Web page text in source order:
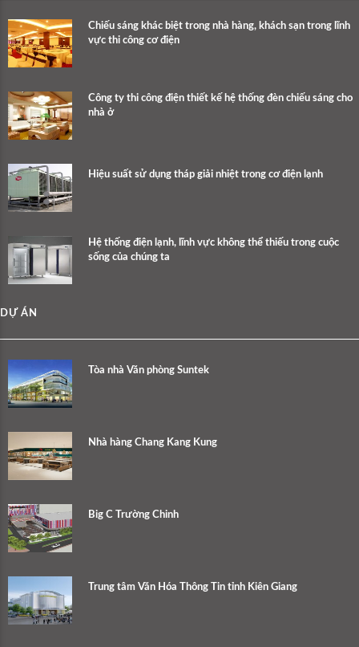
Chiếu sáng khác biệt trong nhà hàng, khách sạn trong lĩnh
vực thi công cơ điện
Công ty thi công điện thiết kế hệ thống đèn chiếu sáng cho
nhà ở
Hiệu suất sử dụng tháp giải nhiệt trong cơ điện lạnh
Hệ thống điện lạnh, lĩnh vực không thể thiếu trong cuộc
sống của chúng ta
DỰ ÁN
Tòa nhà Văn phòng Suntek
Nhà hàng Chang Kang Kung
Big C Trường Chinh
Trung tâm Văn Hóa Thông Tin tỉnh Kiên Giang